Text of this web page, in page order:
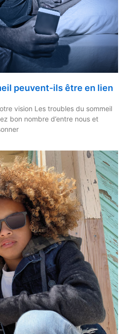
peuvent-ils être en lien
vision Les troubles du sommeil
bon nombre d’entre nous et